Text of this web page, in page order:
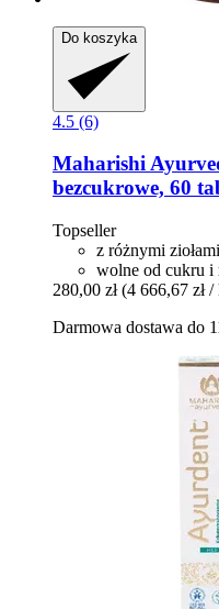
Do koszyka
4.5 (6)
Maharishi
bezcukrowe, 60
Topseller
z różnymi ziołami
wolne od cukru i
280,00 zł (4 666,67 zł /
Darmowa dostawa do